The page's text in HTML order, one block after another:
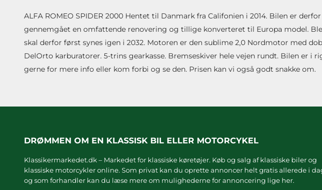
ALFA ROMEO SPIDER 2000 Hentet til Danmark fra Califonien i 2014. Bilen er
gennemgået en omfattende renovering og tillige konverteret til Europa model.
skal derfor først synes igen i 2032. Motoren er den sublime 2,0 Nordmotor med
DelOrto karburatorer. 5-trins gearkasse. Bremseskiver hele vejen rundt. Bilen er i
gerne for mere info eller kom forbi og se den. Prisen kan vi også godt snakke om.
DRØMMEN OM EN KLASSISK BIL ELLER MOTORCYKEL
Klassikermarkedet.dk – Markedet for klassiske køretøjer. Køb og salg af klassiske biler og
klassiske motorcykler online. Som privat kan du oprette annoncer helt gratis allerede i
og som forhandler kan du læse mere om mulighederne for annoncering lige her.